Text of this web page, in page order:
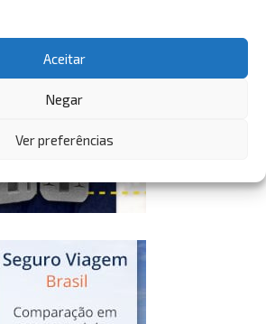
Aceitar
Negar
Ver preferências